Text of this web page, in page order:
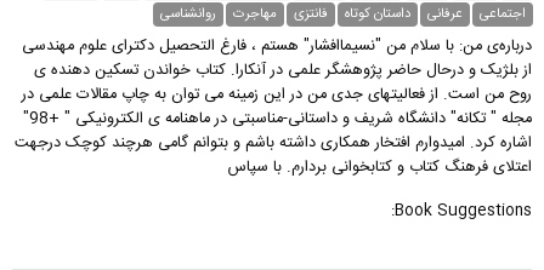
اجتماعی
عرفانی داستان کوتاه فانتزی مهاجرت روانشناسی
درباره‌ی من: با سلام من "نسیماافشار" هستم ، فارغ التحصیل دکترای علوم مهندسی
از بلژیک و درحال حاضر پژوهشگر علمی در آنکارا. کتاب خواندن تسکین دهنده ی
روح من است. از فعالیتهای جدی من در این زمینه می توان به چاپ مقالات علمی در
مجله " تکانه" دانشگاه شریف و داستانی-مناسبتی در ماهنامه ی الکترونیکی " +98"
اشاره کرد. امیدوارم افتخار همکاری داشته باشم و بتوانم گامی هرچند کوچک درجهت
اعتلای فرهنگ کتاب و کتابخوانی بردارم. با سپاس
Book Suggestions: